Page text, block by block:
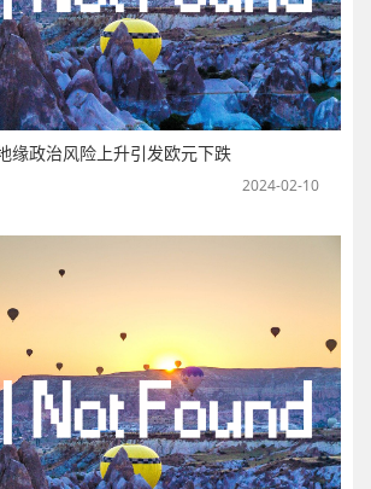
缘政治风险上升引发欧元下跌
2024-02-10